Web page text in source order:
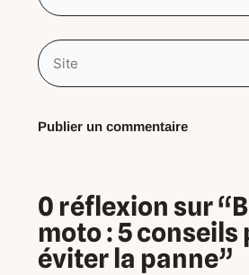
Site
0 réflexion sur
moto : 5 conseils
éviter la panne”